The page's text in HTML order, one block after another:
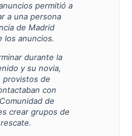
permitió a
a una persona
de Madrid
los anuncios.
durante la
y su novia,
provistos de
con
de
crear grupos de